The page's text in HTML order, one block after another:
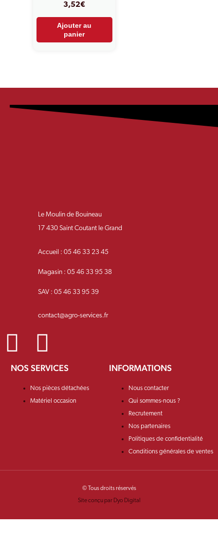
3,52€
Ajouter au
panier
Le Moulin de Bouineau
17 430 Saint Coutant le Grand
Accueil : 05 46 33 23 45
Magasin : 05 46 33 95 38
SAV : 05 46 33 95 39
contact@agro-services.fr
NOS SERVICES
Nos pièces détachées
Matériel occasion
INFORMATIONS
Nous contacter
Qui sommes-nous ?
Recrutement
Nos partenaires
Politiques de confidentialité
Conditions générales de ventes
© Tous droits réservés
Site conçu par Dyo Digital